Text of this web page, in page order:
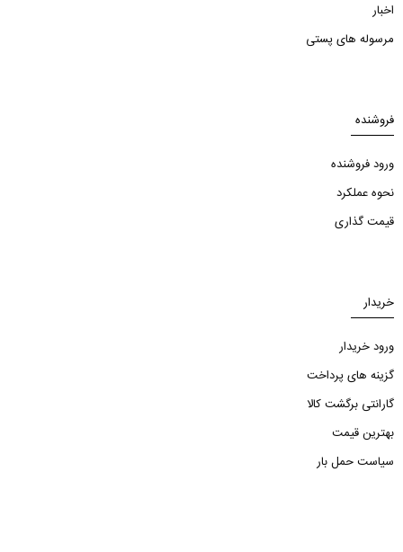
اخبار
مرسوله های پستی
فروشنده
ورود فروشنده
نحوه عملکرد
قیمت گذاری
خریدار
ورود خریدار
گزینه های پرداخت
گارانتی برگشت کالا
بهترین قیمت
سیاست حمل بار